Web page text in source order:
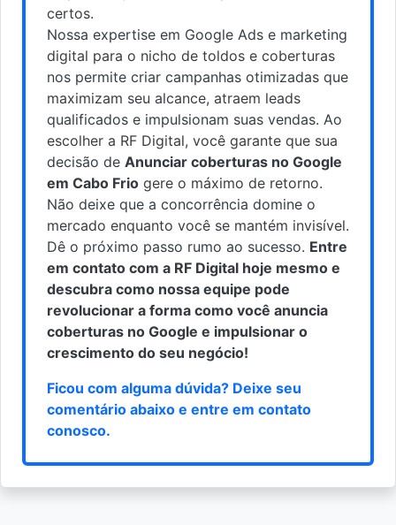
certos.
Nossa expertise em Google Ads e marketing
digital para o nicho de toldos e coberturas
nos permite criar campanhas otimizadas que
maximizam seu alcance, atraem leads
qualificados e impulsionam suas vendas. Ao
escolher a RF Digital, você garante que sua
decisão de Anunciar coberturas no Google
em Cabo Frio gere o máximo de retorno.
Não deixe que a concorrência domine o
mercado enquanto você se mantém invisível.
Dê o próximo passo rumo ao sucesso. Entre
em contato com a RF Digital hoje mesmo e
descubra como nossa equipe pode
revolucionar a forma como você anuncia
coberturas no Google e impulsionar o
crescimento do seu negócio!
Ficou com alguma dúvida? Deixe seu
comentário abaixo e entre em contato
conosco.